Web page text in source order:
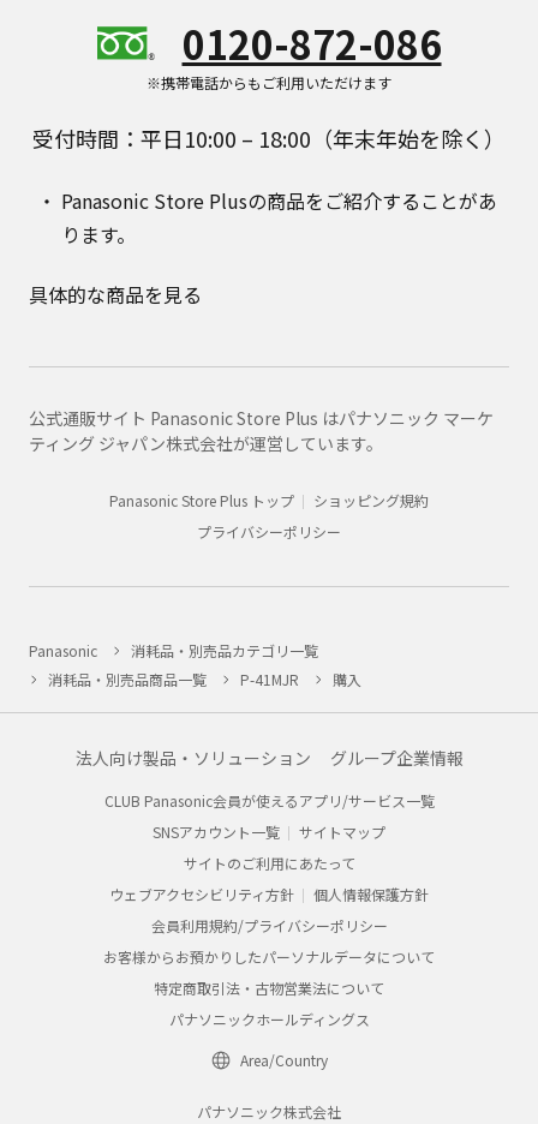
0120-872-086
※携帯電話からもご利用いただけます
受付時間：平日10:00 – 18:00（年末年始を除く）
Panasonic Store Plusの商品をご紹介することがあ
ります。
具体的な商品を見る
公式通販サイト Panasonic Store Plus はパナソニック マーケ
ティング ジャパン株式会社が運営しています。
Panasonic Store Plus トップ
ショッピング規約
プライバシーポリシー
Panasonic
消耗品・別売品カテゴリ一覧
消耗品・別売品商品一覧
P-41MJR 購入
法人向け製品・ソリューション グループ企業情報
CLUB Panasonic会員が使えるアプリ/サービス一覧
SNSアカウント一覧
サイトマップ
サイトのご利用にあたって
ウェブアクセシビリティ方針
個人情報保護方針
会員利用規約/プライバシーポリシー
お客様からお預かりしたパーソナルデータについて
特定商取引法・古物営業法について
パナソニックホールディングス
Area/Country
パナソニック株式会社